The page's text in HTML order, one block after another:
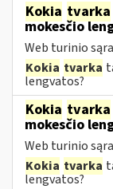
Kokia tvarka
mokesčio
Web turinio
Kokia tvarka
lengvatos?
Kokia tvarka
mokesčio
Web turinio
Kokia tvarka
lengvatos?